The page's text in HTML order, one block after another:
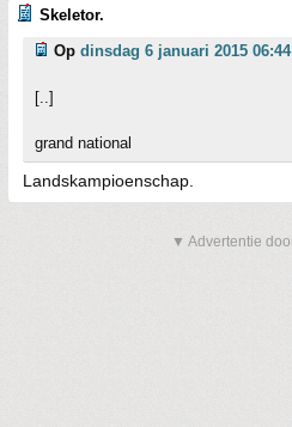
Skeletor.
Op dinsdag 6 januari 2015 06:44
[..]
grand national
Landskampioenschap.
▼ Advertentie